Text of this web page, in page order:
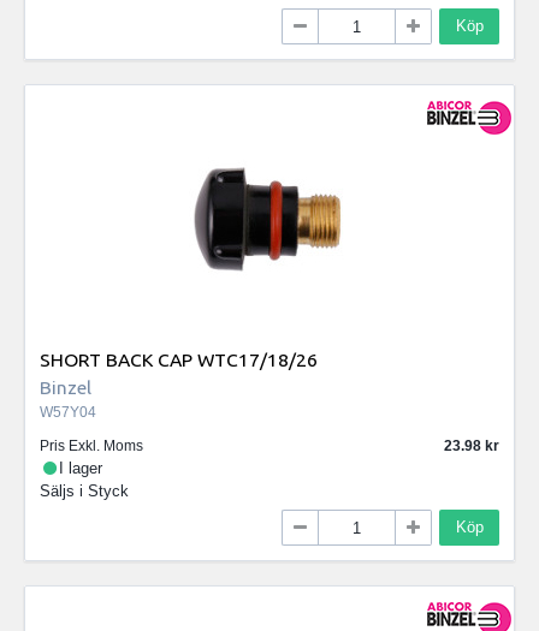
Köp
SHORT BACK CAP WTC17/18/26
Binzel
W57Y04
Pris Exkl. Moms
23.98
I lager
Säljs i Styck
Köp